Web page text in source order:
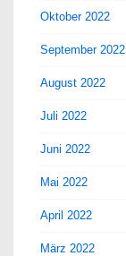
Oktober 2022
September 2022
August 2022
Juli 2022
Juni 2022
Mai 2022
April 2022
März 2022